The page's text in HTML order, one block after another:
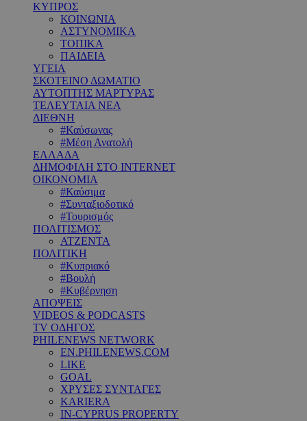
ΚΥΠΡΟΣ
ΚΟΙΝΩΝΙΑ
ΑΣΤΥΝΟΜΙΚΑ
ΤΟΠΙΚΑ
ΠΑΙΔΕΙΑ
ΥΓΕΙΑ
ΣΚΟΤΕΙΝΟ ΔΩΜΑΤΙΟ
ΑΥΤΟΠΤΗΣ ΜΑΡΤΥΡΑΣ
ΤΕΛΕΥΤΑΙΑ ΝΕΑ
ΔΙΕΘΝΗ
#Καύσωνας
#Μέση Ανατολή
ΕΛΛΑΔΑ
ΔΗΜΟΦΙΛΗ ΣΤΟ INTERNET
ΟΙΚΟΝΟΜΙΑ
#Καύσιμα
#Συνταξιοδοτικό
#Τουρισμός
ΠΟΛΙΤΙΣΜΟΣ
ΑΤΖΕΝΤΑ
ΠΟΛΙΤΙΚΗ
#Κυπριακό
#Βουλή
#Κυβέρνηση
ΑΠΟΨΕΙΣ
VIDEOS & PODCASTS
TV ΟΔΗΓΟΣ
PHILENEWS NETWORK
EN.PHILENEWS.COM
LIKE
GOAL
ΧΡΥΣΕΣ ΣΥΝΤΑΓΕΣ
KARIERA
IN-CYPRUS PROPERTY